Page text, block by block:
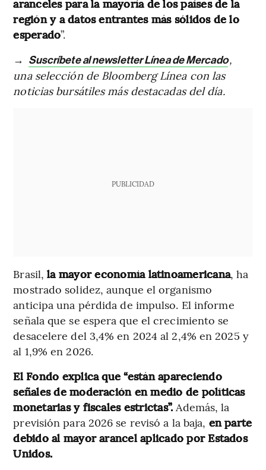
aranceles para la mayoría de los países de la
región y a datos entrantes más sólidos de lo
esperado”.
→ Suscríbete al newsletter Línea de Mercado,
una selección de Bloomberg Línea con las
noticias bursátiles más destacadas del día.
PUBLICIDAD
Brasil,la mayor economía latinoamericana, ha
mostrado solidez, aunque el organismo
anticipa una pérdida de impulso. El informe
señala que se espera que el crecimiento se
desacelere del 3,4% en 2024 al 2,4% en 2025 y
al 1,9% en 2026.
El Fondo explica que “están apareciendo
señales de moderación en medio de políticas
monetarias y fiscales estrictas”. Además, la
previsión para 2026 se revisó a la baja, en parte
debido al mayor arancel aplicado por Estados
Unidos.